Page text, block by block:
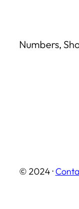
Numbers,
© 2024 ·